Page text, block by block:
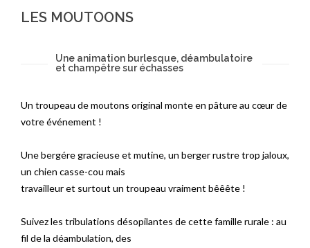
LES MOUTOONS
Une animation burlesque, déambulatoire
et champêtre sur échasses
Un troupeau de moutons original monte en pâture au cœur de
votre événement !
Une bergére gracieuse et mutine, un berger rustre trop jaloux,
un chien casse-cou mais
travailleur et surtout un troupeau vraiment bêêête !
Suivez les tribulations désopilantes de cette famille rurale : au
fil de la déambulation, des